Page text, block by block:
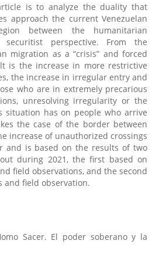
is to analyze the duality that
approach the current Venezuelan
between the humanitarian
perspective. From the
migration as a “crisis” and forced
is the increase in more restrictive
the increase in irregular entry and
who are in extremely precarious
unresolving irregularity or the
situation has on people who arrive
the case of the border between
increase of unauthorized crossings
and is based on the results of two
during 2021, the first based on
field observations, and the second
and field observation.
Sacer. El poder soberano y la